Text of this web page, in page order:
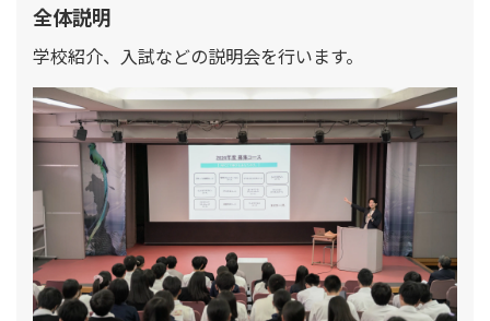
全体説明
学校紹介、入試などの説明会を行います。